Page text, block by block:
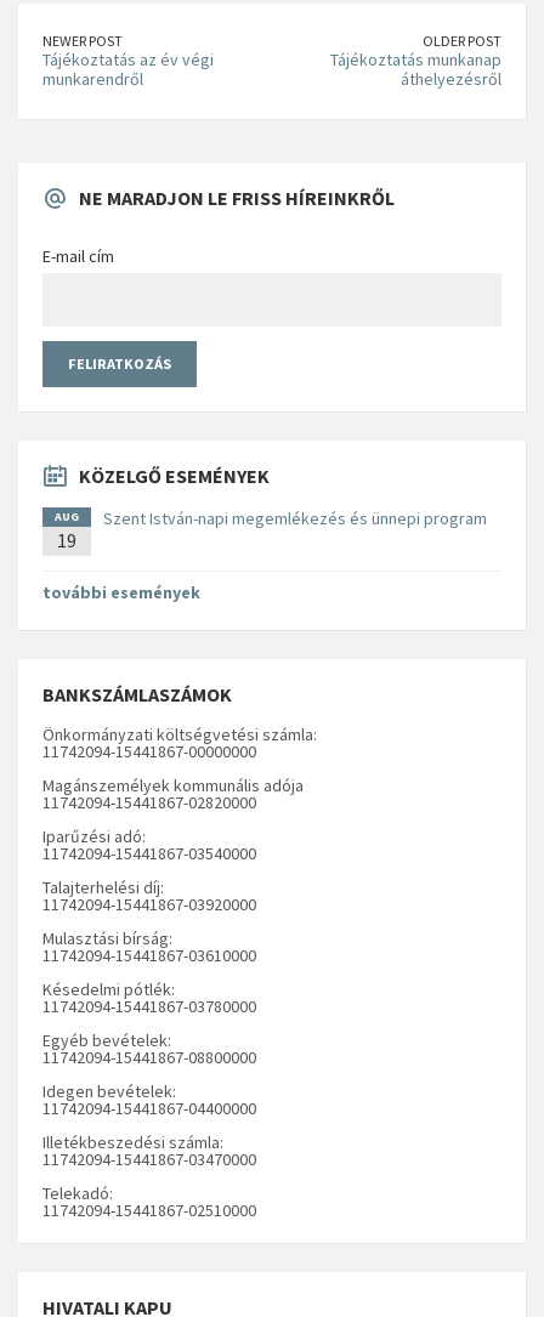
NEWER POST
Tájékoztatás az év végi
munkarendről
OLDER POST
Tájékoztatás munkanap
áthelyezésről
NE MARADJON LE FRISS HÍREINKRŐL
E-mail cím
KÖZELGŐ ESEMÉNYEK
AUG
19
Szent István-napi megemlékezés és ünnepi program
további események
BANKSZÁMLASZÁMOK
Önkormányzati költségvetési számla:
11742094-15441867-00000000
Magánszemélyek kommunális adója
11742094-15441867-02820000
Iparűzési adó:
11742094-15441867-03540000
Talajterhelési díj:
11742094-15441867-03920000
Mulasztási bírság:
11742094-15441867-03610000
Késedelmi pótlék:
11742094-15441867-03780000
Egyéb bevételek:
11742094-15441867-08800000
Idegen bevételek:
11742094-15441867-04400000
Illetékbeszedési számla:
11742094-15441867-03470000
Telekadó:
11742094-15441867-02510000
HIVATALI KAPU